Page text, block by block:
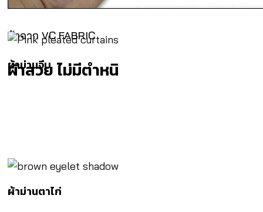
ผ้าจาก VC FABRIC
ผ้าสวย ไม่มีตำหนิ
ผ้าม่านจีบ
ผ้าม่านตาไก่